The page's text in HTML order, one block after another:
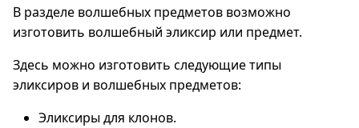
В разделе волшебных предметов возможно
изготовить волшебный эликсир или предмет.
Здесь можно изготовить следующие типы
эликсиров и волшебных предметов:
Эликсиры для клонов.